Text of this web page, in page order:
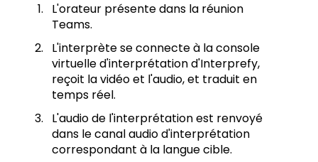
L'orateur présente dans la réunion
Teams.
L'interprète se connecte à la console
virtuelle d'interprétation d'Interprefy,
reçoit la vidéo et l'audio, et traduit en
temps réel.
L'audio de l'interprétation est renvoyé
dans le canal audio d'interprétation
correspondant à la langue cible.